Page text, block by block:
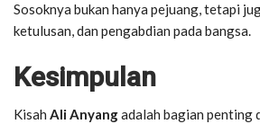
Sosoknya bukan hanya pejuang, tetapi
ketulusan, dan pengabdian pada bangsa.
Kesimpulan
Kisah Ali Anyangadalah bagian penting